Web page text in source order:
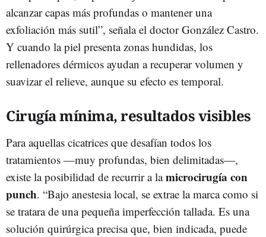
alcanzar capas más profundas o mantener una
exfoliación más sutil”, señala el doctor González Castro.
Y cuando la piel presenta zonas hundidas, los
rellenadores dérmicos ayudan a recuperar volumen y
suavizar el relieve, aunque su efecto es temporal.
Cirugía mínima, resultados visibles
Para aquellas cicatrices que desafían todos los
tratamientos —muy profundas, bien delimitadas—,
existe la posibilidad de recurrir a lamicrocirugía con
punch. “Bajo anestesia local, se extrae la marca como si
se tratara de una pequeña imperfección tallada. Es una
solución quirúrgica precisa que, bien indicada, puede